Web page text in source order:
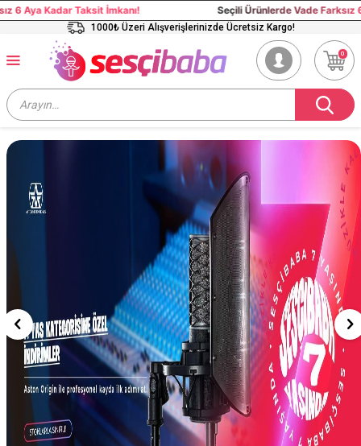
İmkanı! Seçili Ürünlerde Vade Farksız 6 Aya Kadar
1000₺ Üzeri Alışverişlerinizde Ücretsiz Kargo!
0